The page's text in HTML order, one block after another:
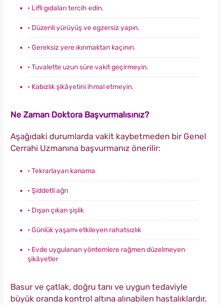
· Lifli gıdaları tercih edin.
· Düzenli yürüyüş ve egzersiz yapın.
· Gereksiz yere ıkınmaktan kaçının.
· Tuvalette uzun süre vakit geçirmeyin.
· Kabızlık şikâyetini ihmal etmeyin.
Ne Zaman Doktora Başvurmalısınız?
Aşağıdaki durumlarda vakit kaybetmeden bir Genel
Cerrahi Uzmanına başvurmanız önerilir:
· Tekrarlayan kanama
· Şiddetli ağrı
· Dışarı çıkan şişlik
· Günlük yaşamı etkileyen rahatsızlık
· Evde uygulanan yöntemlere rağmen düzelmeyen
şikâyetler
Basur ve çatlak, doğru tanı ve uygun tedaviyle
büyük oranda kontrol altına alınabilen hastalıklardır.